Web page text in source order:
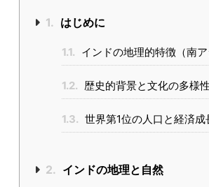
1. はじめに
1.1. インドの地理的特徴（南ア
1.2. 歴史的背景と文化の多様性
1.3. 世界第1位の人口と経済成
2. インドの地理と自然